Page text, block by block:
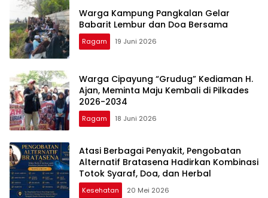
Warga Kampung Pangkalan Gelar
Babarit Lembur dan Doa Bersama
Ragam 19 Juni 2026
Warga Cipayung “Grudug” Kediaman H.
Ajan, Meminta Maju Kembali di Pilkades
2026-2034
Ragam 18 Juni 2026
Atasi Berbagai Penyakit, Pengobatan
Alternatif Bratasena Hadirkan Kombinasi
Totok Syaraf, Doa, dan Herbal
Kesehatan 20 Mei 2026